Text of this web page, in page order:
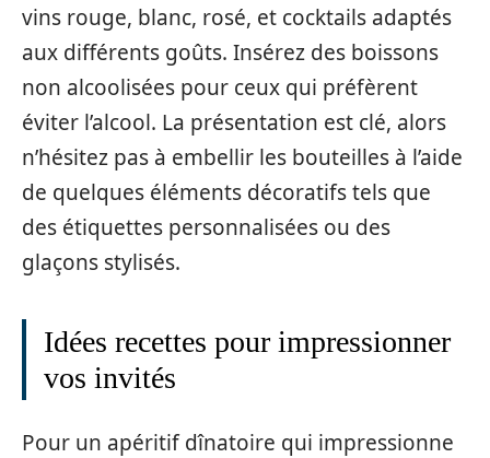
vins rouge, blanc, rosé, et cocktails adaptés
aux différents goûts. Insérez des boissons
non alcoolisées pour ceux qui préfèrent
éviter l’alcool. La présentation est clé, alors
n’hésitez pas à embellir les bouteilles à l’aide
de quelques éléments décoratifs tels que
des étiquettes personnalisées ou des
glaçons stylisés.
Idées recettes pour impressionner
vos invités
Pour un apéritif dînatoire qui impressionne